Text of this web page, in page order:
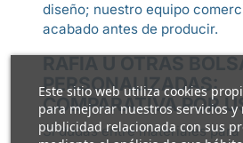
Este sitio web utiliza cookies
para mejorar nuestros servicios y
publicidad relacionada con sus
diseño; nuestro equipo
acabado antes de producir.
PERSONALIZADAS:
COMPARATIVA POR
Si dudas entre materiales